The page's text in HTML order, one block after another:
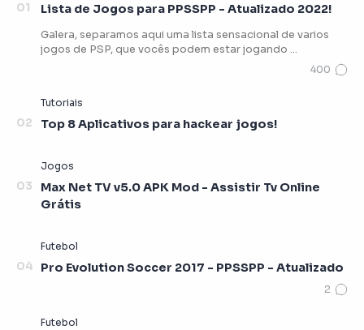
Lista de Jogos para PPSSPP - Atualizado 2022!
Galera, separamos aqui uma lista sensacional de varios
jogos de PSP, que vocês podem estar jogando …
Top 8 Aplicativos para hackear jogos!
Max Net TV v5.0 APK Mod - Assistir Tv Online
Grátis
Pro Evolution Soccer 2017 - PPSSPP - Atualizado